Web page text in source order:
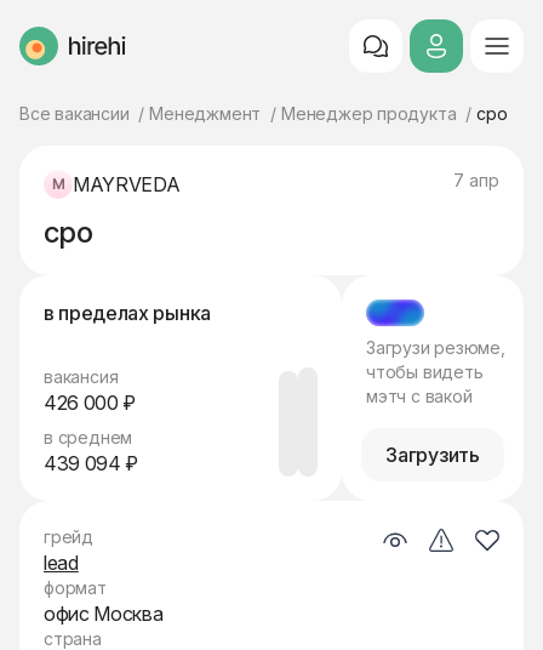
HireHi
Все вакансии Менеджмент Менеджер продукта cpo
MAYRVEDA 7 апр
cpo
в пределах рынка
вакансия
426 000 ₽
в среднем
439 094 ₽
МЭТЧ
Загрузи резюме,
чтобы видеть
мэтч с вакой
Загрузить
грейд
lead
формат
офис Москва
страна